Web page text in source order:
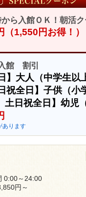
から入館ＯＫ！朝活
（1,550円お得！）
館 割引
】大人（中学生以
祝全日】子供（
土日祝全日】幼児
あります
0:00～24:00
円～